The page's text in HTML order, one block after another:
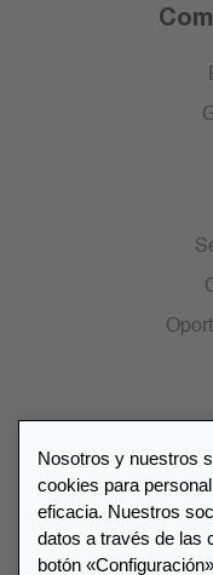
Lista
Encuentre su
Nosotros y nuestros
cookies para
eficacia. Nuestros
datos a través de las
botón